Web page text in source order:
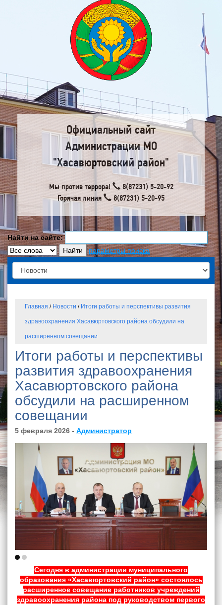
Официальный сайт
Администрации МО
"Хасавюртовский район"
Мы против террора!
8(87231) 5-20-92
Горячая линия
8(87231) 5-20-95
Найти на сайте:
параметры поиска
Главная / Новости / Итоги работы и перспективы развития
здравоохранения Хасавюртовского района обсудили на
расширенном совещании
Итоги работы и перспективы
развития здравоохранения
Хасавюртовского района
обсудили на расширенном
совещании
5 февраля 2026 - Администратор
Сегодня в администрации муниципального
образования «Хасавюртовский район» состоялось
расширенное совещание работников учреждений
здравоохранения района под руководством первого